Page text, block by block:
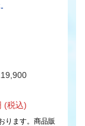
(税込)
ります。商品販